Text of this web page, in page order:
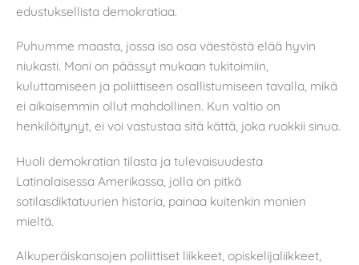
edustuksellista demokratiaa.
Puhumme maasta, jossa iso osa väestöstä elää hyvin
niukasti. Moni on päässyt mukaan tukitoimiin,
kuluttamiseen ja poliittiseen osallistumiseen tavalla, mikä
ei aikaisemmin ollut mahdollinen. Kun valtio on
henkilöitynyt, ei voi vastustaa sitä kättä, joka ruokkii sinua.
Huoli demokratian tilasta ja tulevaisuudesta
Latinalaisessa Amerikassa, jolla on pitkä
sotilasdiktatuurien historia, painaa kuitenkin monien
mieltä.
Alkuperäiskansojen poliittiset liikkeet, opiskelijaliikkeet,